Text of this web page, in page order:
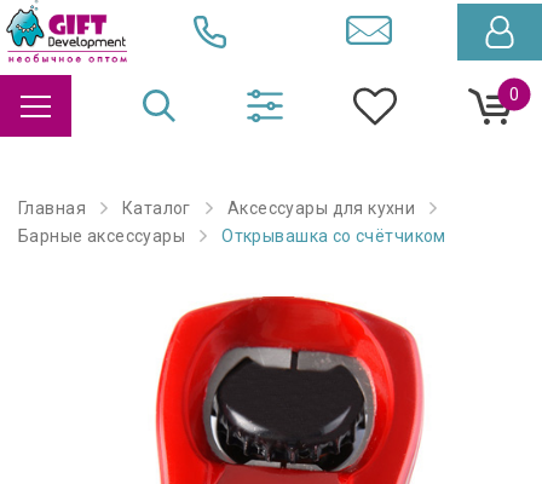
0
Главная Каталог
Аксессуары для кухни
Барные аксессуары
Открывашка со счётчиком